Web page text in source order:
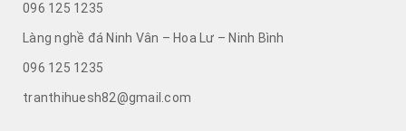
096 125 1235
Làng nghề đá Ninh Vân – Hoa Lư – Ninh Bình
096 125 1235
tranthihuesh82@gmail.com